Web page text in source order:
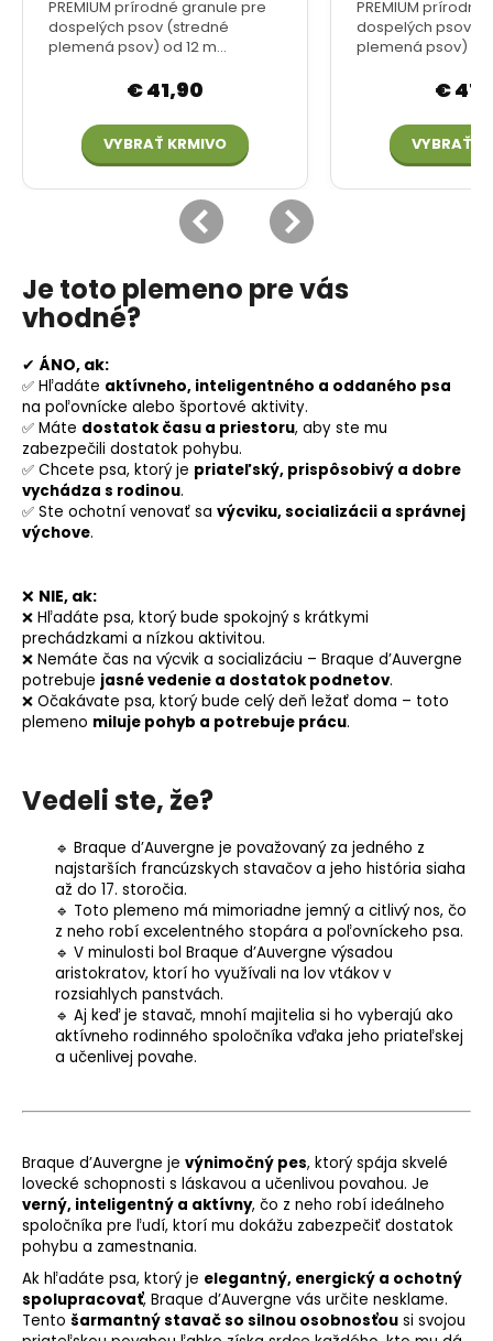
Je toto plemeno pre vás
vhodné?
✔ ÁNO, ak:
✅ Hľadáte aktívneho, inteligentného a oddaného psa
na poľovnícke alebo športové aktivity.
✅ Máte dostatok času a priestoru, aby ste mu
zabezpečili dostatok pohybu.
✅ Chcete psa, ktorý je priateľský, prispôsobivý a dobre
vychádza s rodinou.
✅ Ste ochotní venovať sa výcviku, socializácii a správnej
výchove.
❌ NIE, ak:
❌ Hľadáte psa, ktorý bude spokojný s krátkymi
prechádzkami a nízkou aktivitou.
❌ Nemáte čas na výcvik a socializáciu – Braque d’Auvergne
potrebuje jasné vedenie a dostatok podnetov.
❌ Očakávate psa, ktorý bude celý deň ležať doma – toto
plemeno miluje pohyb a potrebuje prácu.
Vedeli ste, že?
🔹 Braque d’Auvergne je považovaný za jedného z
najstarších francúzskych stavačov a jeho história siaha
až do 17. storočia.
🔹 Toto plemeno má mimoriadne jemný a citlivý nos, čo
z neho robí excelentného stopára a poľovníckeho psa.
🔹 V minulosti bol Braque d’Auvergne výsadou
aristokratov, ktorí ho využívali na lov vtákov v
rozsiahlych panstvách.
🔹 Aj keď je stavač, mnohí majitelia si ho vyberajú ako
aktívneho rodinného spoločníka vďaka jeho priateľskej
a učenlivej povahe.
Braque d’Auvergne je výnimočný pes, ktorý spája skvelé
lovecké schopnosti s láskavou a učenlivou povahou. Je
verný, inteligentný a aktívny, čo z neho robí ideálneho
spoločníka pre ľudí, ktorí mu dokážu zabezpečiť dostatok
pohybu a zamestnania.
Ak hľadáte psa, ktorý je elegantný, energický a ochotný
spolupracovať, Braque d’Auvergne vás určite nesklame.
Tento šarmantný stavač so silnou osobnosťou si svojou